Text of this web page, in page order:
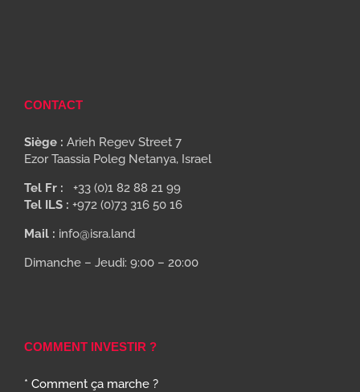
CONTACT
Siège : Arieh Regev Street 7
Ezor Taassia Poleg Netanya, Israel
Tel Fr : +33 (0)1 82 88 21 99
Tel ILS : +972 (0)73 316 50 16
Mail : info@isra.land
Dimanche – Jeudi: 9:00 – 20:00
COMMENT INVESTIR ?
* Comment ça marche ?